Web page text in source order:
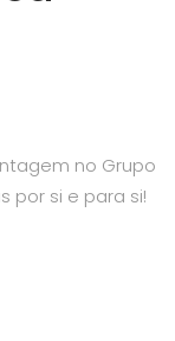
no Grupo
por si e para si!